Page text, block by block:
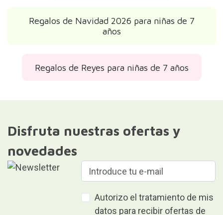
Regalos de Navidad 2026 para niñas de 7
años
Regalos de Reyes para niñas de 7 años
Disfruta nuestras ofertas y
novedades
Autorizo el tratamiento de mis
datos para recibir ofertas de